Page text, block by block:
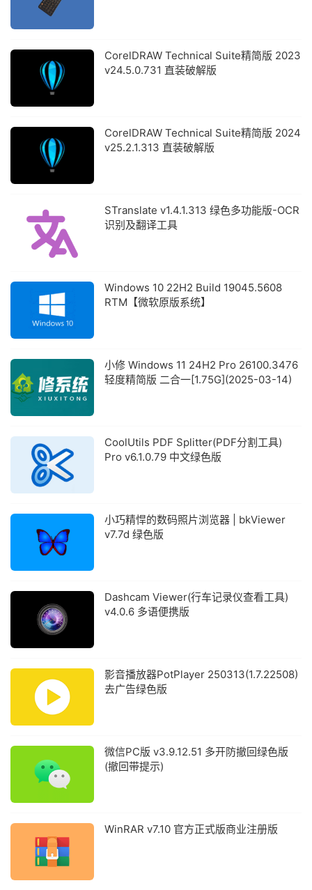
CorelDRAW Technical Suite精简版 2023
v24.5.0.731 直装破解版
CorelDRAW Technical Suite精简版 2024
v25.2.1.313 直装破解版
STranslate v1.4.1.313 绿色多功能版-OCR
识别及翻译工具
Windows 10 22H2 Build 19045.5608
RTM【微软原版系统】
小修 Windows 11 24H2 Pro 26100.3476
轻度精简版 二合一[1.75G](2025-03-14)
CoolUtils PDF Splitter(PDF分割工具)
Pro v6.1.0.79 中文绿色版
小巧精悍的数码照片浏览器 | bkViewer
v7.7d 绿色版
Dashcam Viewer(行车记录仪查看工具)
v4.0.6 多语便携版
影音播放器PotPlayer 250313(1.7.22508)
去广告绿色版
微信PC版 v3.9.12.51 多开防撤回绿色版
(撤回带提示)
WinRAR v7.10 官方正式版商业注册版